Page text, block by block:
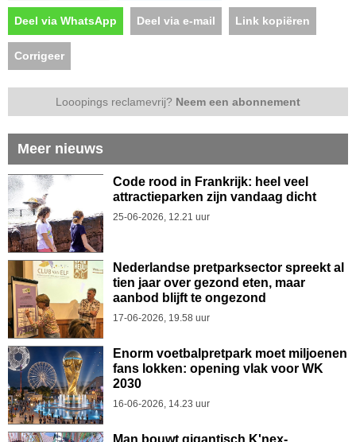
Deel via WhatsApp Deel via e-mail Link kopiëren
Corrigeer
Looopings reclamevrij? Neem een abonnement
Meer nieuws
Code rood in Frankrijk: heel veel
attractieparken zijn vandaag dicht
25-06-2026, 12.21 uur
Nederlandse pretparksector spreekt al
tien jaar over gezond eten, maar
aanbod blijft te ongezond
17-06-2026, 19.58 uur
Enorm voetbalpretpark moet miljoenen
fans lokken: opening vlak voor WK
2030
16-06-2026, 14.23 uur
Man bouwt gigantisch K'nex-